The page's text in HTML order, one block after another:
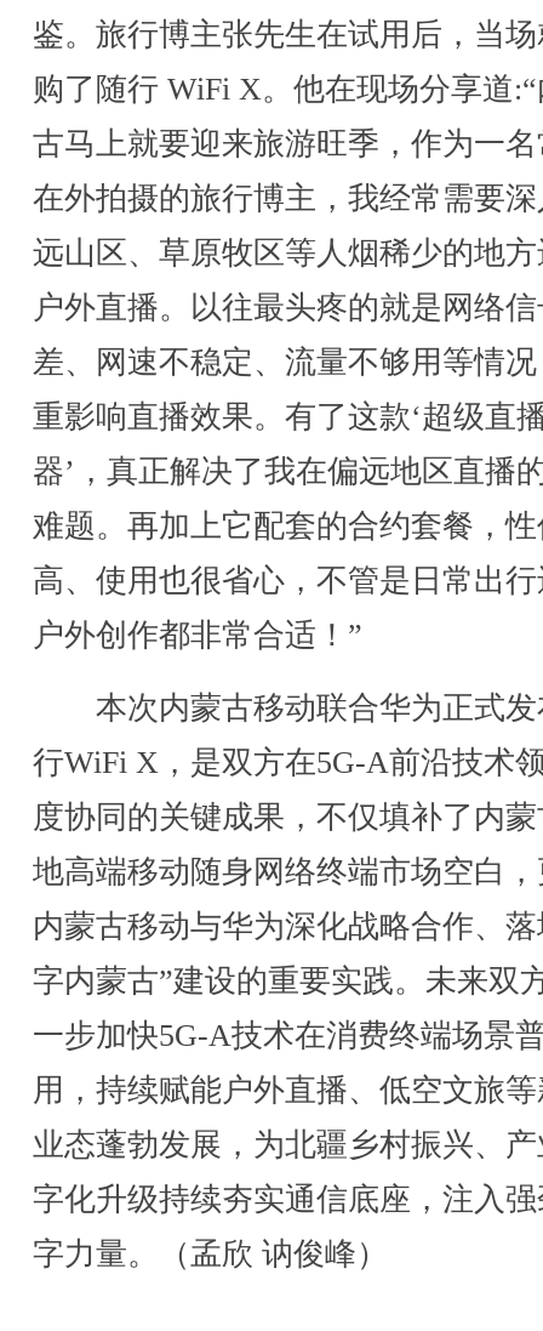
鉴。旅行博主张先生在试用后，当
购了随行 WiFi X。他在现场分享道
古马上就要迎来旅游旺季，作为一
在外拍摄的旅行博主，我经常需要
远山区、草原牧区等人烟稀少的地
户外直播。以往最头疼的就是网络
差、网速不稳定、流量不够用等情
重影响直播效果。有了这款‘超级直
器’，真正解决了我在偏远地区直播
难题。再加上它配套的合约套餐，
高、使用也很省心，不管是日常出
户外创作都非常合适！”
本次内蒙古移动联合华为正式发
行WiFi X，是双方在5G-A前沿技术
度协同的关键成果，不仅填补了内
地高端移动随身网络终端市场空白
内蒙古移动与华为深化战略合作、落
字内蒙古”建设的重要实践。未来双
一步加快5G-A技术在消费终端场景
用，持续赋能户外直播、低空文旅
业态蓬勃发展，为北疆乡村振兴、
字化升级持续夯实通信底座，注入
字力量。（孟欣 讷俊峰）